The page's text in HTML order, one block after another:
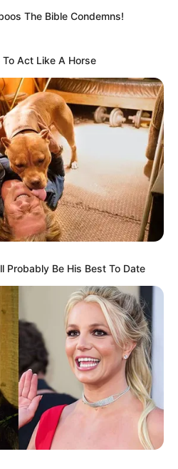
νέα
στην Εύβοια: Έκανε
2.480€
15 μηνών στη
μέθυσε με την 15χρονη
προκάλεσε επεισόδιο στο
για την τουαλέτα
ντοκουμέντο)
31χρονο φυγόποινο στη
μετά από ερυθρά αγγελία
Ειδήσεις από την Ελλάδα και
συμβαίνουν, στο
Newstok.gr
The Bible Condemns!
Act Like A Horse
Probably Be His Best To Date